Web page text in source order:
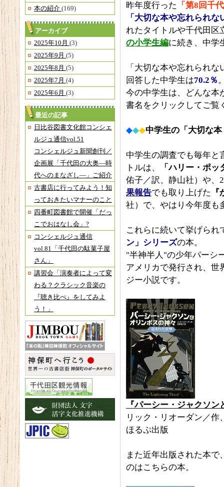
本の紹介 (169)
アーカイブ
2025年10月 (3)
2025年9月 (5)
2025年8月 (5)
2025年7月 (4)
2025年6月 (3)
最近の記事
日比谷図書文化館コンシェ
ルジュ通信vol.51
コンシェルジュ新聞創刊／
企画展「千代田の大奥―時
代へのまなざし―」ご紹介
古書店に行ってみよう！知
っておきたいマナーのこと
四番町図書館で開催「だっ
こでおはなし会」?
コンシェルジュ通信
vol.81「千代田の駄菓子屋
さん」
講習会「演奏者によって変
わる？クラシック音楽の
『聴き比べ』をしてみよ
う！」
昨年度行った
「第8回千
「大切な本や忘れられ
れたタイトルや千代田区
の小学生編に続き、中学
「大切な本や忘れられ
回答した中学生は70.2％
今の中学生は、どんな本
書名をクリックしてご覧
◆◆◆中学生の「大切な
中学生の調査でも毎年と
トルは、
「ハリー・ポ
佑子／訳、静山社）や、
果報告でも取り上げた
社）で、やはり今年度も
これらに続いて挙げられ
ン」シリーズの本。
"半神半人"の少年パーシ
アメリカで発行され、世
ジー小説です。
『パーシー・ジャクソ
リック・リオーダン／作
ほるぷ出版
また近年出版された本
のはこちらの本。